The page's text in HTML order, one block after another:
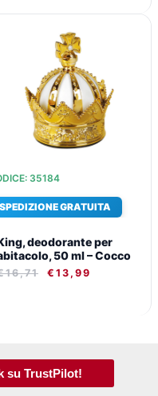
35184
SPEDIZIONE GRATUITA
deodorante per
50 ml – Cocco
16,71
PREZZO
ORIGINALE
ERA:
€16,71.
€ 13,99
€13,99.
su TrustPilot!